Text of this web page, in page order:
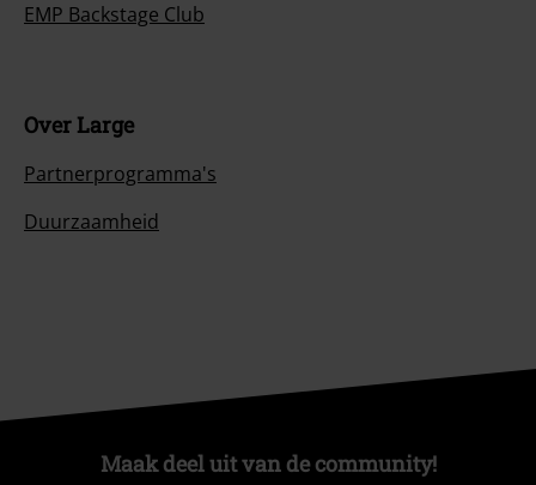
EMP Backstage Club
Over Large
Partnerprogramma's
Duurzaamheid
Maak deel uit van de community!